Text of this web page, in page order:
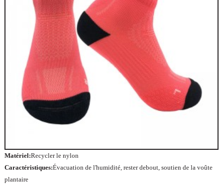
Matériel:Recycler le nylon
Caractéristiques:Évacuation de l'humidité, rester debout, soutien de la voûte
plantaire